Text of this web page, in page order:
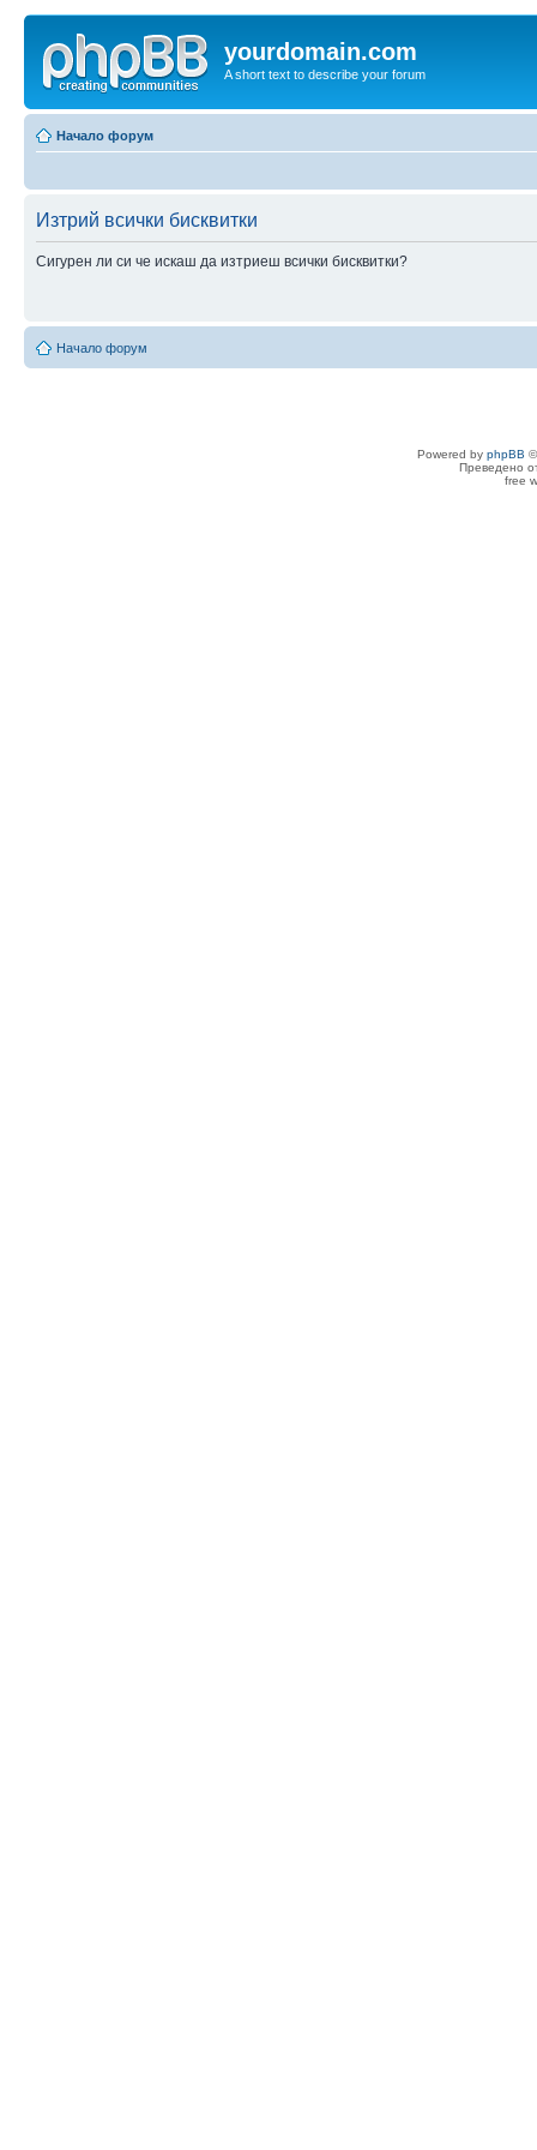
yourdomain.com
A short text to describe your forum
Начало форум
Изтрий всички бисквитки
Сигурен ли си че искаш да изтриеш всички бисквитки?
Начало форум
Powered by phpBB
Преведено
free